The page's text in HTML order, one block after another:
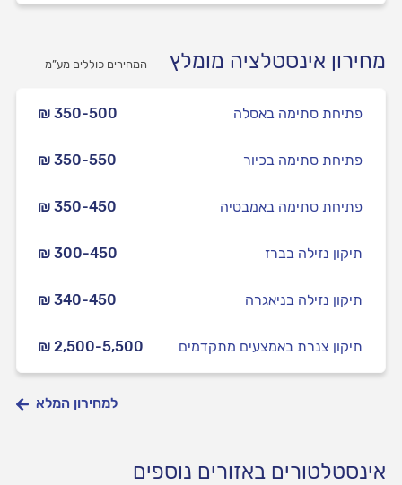
מחירון אינסטלציה מומלץ המחירים כוללים מע”מ
₪ 350-500 פתיחת סתימה באסלה
₪ 350-550 פתיחת סתימה בכיור
₪ 350-450 פתיחת סתימה באמבטיה
₪ 300-450 תיקון נזילה בברז
₪ 340-450 תיקון נזילה בניאגרה
₪ 2,500-5,500 תיקון צנרת באמצעים מתקדמים
למחירון המלא
אינסטלטורים באזורים נוספים